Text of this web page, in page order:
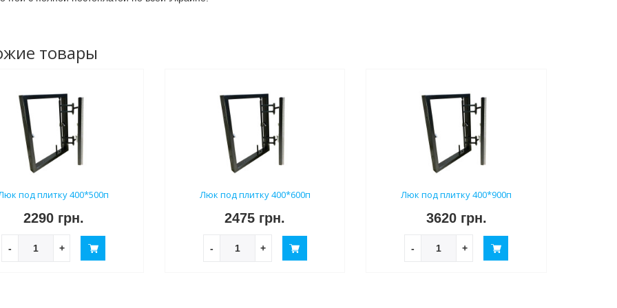
товары
под плитку 400*500п
2290 грн.
- +
Люк под плитку 400*600п
2475 грн.
- +
Люк под плитку 400*900п
3620 грн.
- +